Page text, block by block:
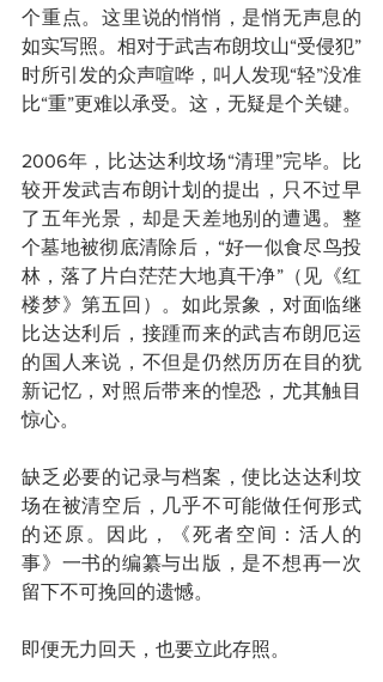
个重点。这里说的悄悄，是悄无声息的
如实写照。相对于武吉布朗坟山“受侵犯”
时所引发的众声喧哗，叫人发现“轻”没准
比“重”更难以承受。这，无疑是个关键。
2006年，比达达利坟场“清理”完毕。比
较开发武吉布朗计划的提出，只不过早
了五年光景，却是天差地别的遭遇。整
个墓地被彻底清除后，“好一似食尽鸟投
林，落了片白茫茫大地真干净”（见《红
楼梦》第五回）。如此景象，对面临继
比达达利后，接踵而来的武吉布朗厄运
的国人来说，不但是仍然历历在目的犹
新记忆，对照后带来的惶恐，尤其触目
惊心。
缺乏必要的记录与档案，使比达达利坟
场在被清空后，几乎不可能做任何形式
的还原。因此，《死者空间：活人的
事》一书的编纂与出版，是不想再一次
留下不可挽回的遗憾。
即便无力回天，也要立此存照。